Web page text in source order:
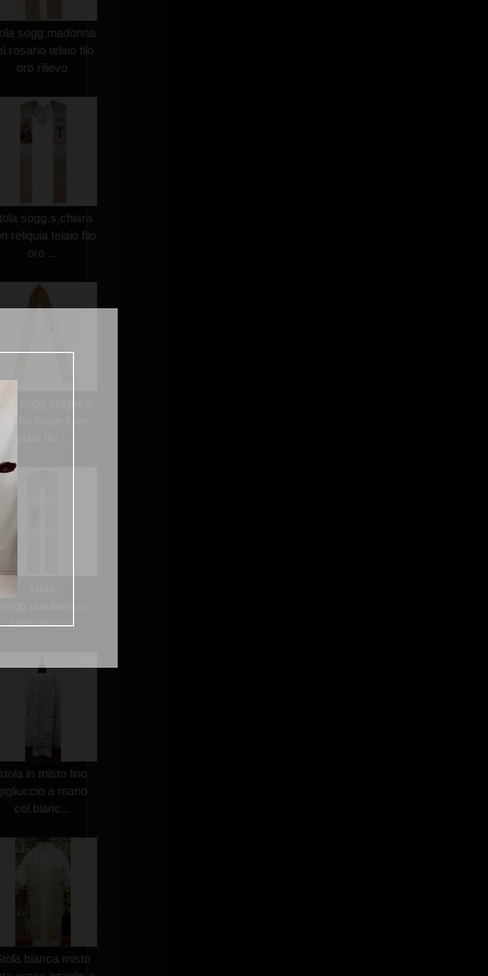
sogg.madonna
rosario telaio filo
oro rilievo
sogg.s.chiara
reliquia telaio filo
oro ...
talaio filo oro
stola in misto lino
a mano
col.bianc...
bianca misto